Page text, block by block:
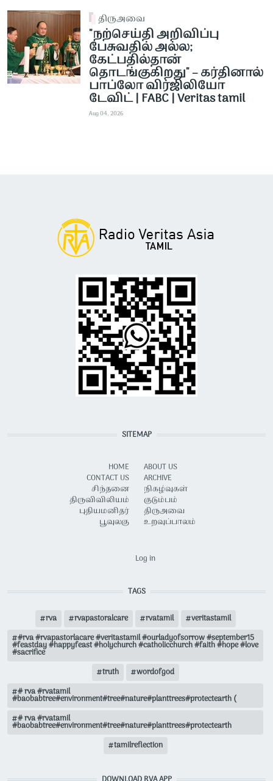
திருஅவை
"நற்செய்தி அறிவிப்பு
பேசுவதில் அல்ல;
கேட்பதில்தான்
தொடங்குகிறது" – கர்தினால்
பாப்லோ விர்ஜிலியோ
டேவிட் | FABC | Veritas tamil
Aug 04, 2026
SITEMAP
HOME
CONTACT US
சிந்தனை
திருவிவிலியம்
புதியமனிதர்
பூவுலகு
ABOUT US
ARCHIVE
நிகழ்வுகள்
குடும்பம்
திருஅவை
உறவுப்பாலம்
Log in
TAGS
rva rvapastoralcare rvatamil
veritastamil
#rva #rvapastorlacare #veritastamil #ourladyofsorrow #september15
#feastday #happyfeast #holychurch #catholicchurch #faith #hope #love
#sacrifice
truth
wordofgod
# rva #rvatamil
#baobabtree#environment#tree#nature#planttrees#protectearth (
# rva #rvatamil
#baobabtree#environment#tree#nature#planttrees#protectearth
tamilreflection